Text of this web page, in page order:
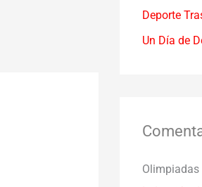
Deporte
Un Día de
Olimpiadas